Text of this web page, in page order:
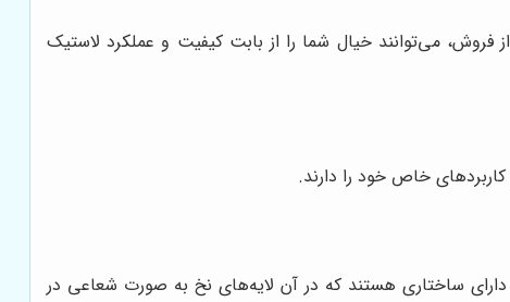
می‌توانند خیال شما را از بابت کیفیت و عملکرد لاستیک
خاص خود را دارند.
دارای ساختاری هستند که در آن لایه‌های نخ به صورت شعاعی در